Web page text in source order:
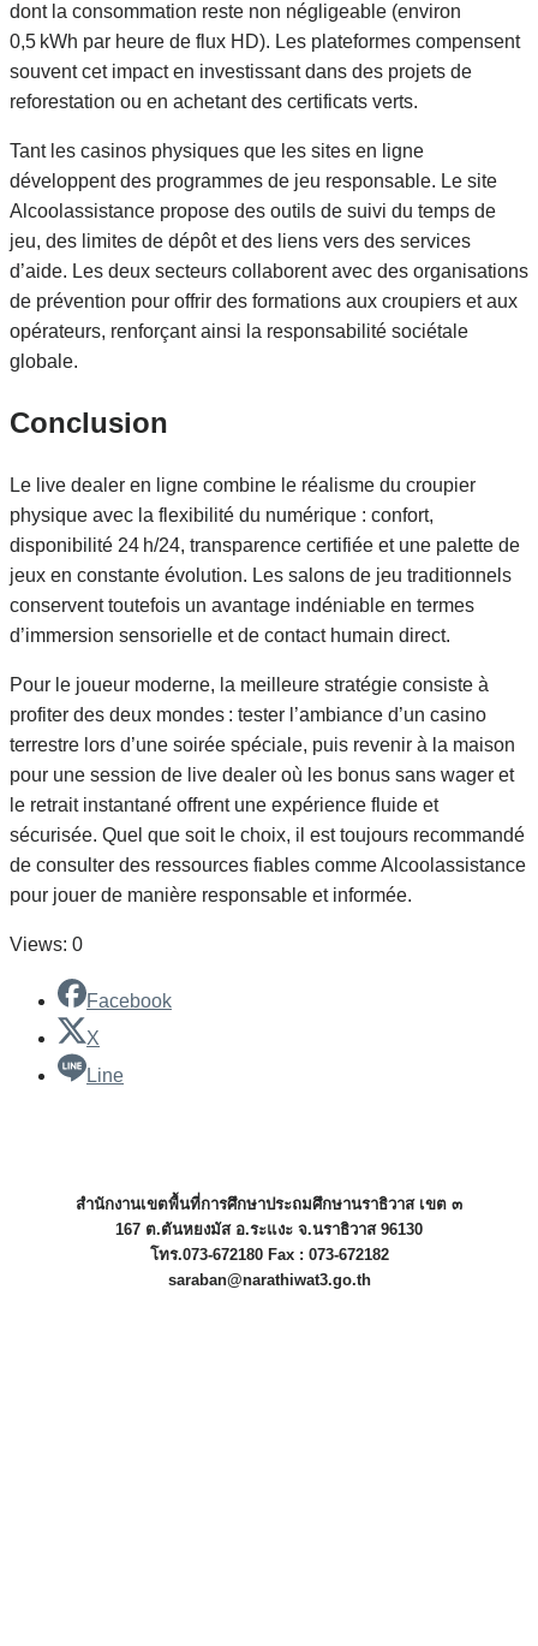
dont la consommation reste non négligeable (environ
0,5 kWh par heure de flux HD). Les plateformes compensent
souvent cet impact en investissant dans des projets de
reforestation ou en achetant des certificats verts.
Tant les casinos physiques que les sites en ligne
développent des programmes de jeu responsable. Le site
Alcoolassistance propose des outils de suivi du temps de
jeu, des limites de dépôt et des liens vers des services
d’aide. Les deux secteurs collaborent avec des organisations
de prévention pour offrir des formations aux croupiers et aux
opérateurs, renforçant ainsi la responsabilité sociétale
globale.
Conclusion
Le live dealer en ligne combine le réalisme du croupier
physique avec la flexibilité du numérique : confort,
disponibilité 24 h/24, transparence certifiée et une palette de
jeux en constante évolution. Les salons de jeu traditionnels
conservent toutefois un avantage indéniable en termes
d’immersion sensorielle et de contact humain direct.
Pour le joueur moderne, la meilleure stratégie consiste à
profiter des deux mondes : tester l’ambiance d’un casino
terrestre lors d’une soirée spéciale, puis revenir à la maison
pour une session de live dealer où les bonus sans wager et
le retrait instantané offrent une expérience fluide et
sécurisée. Quel que soit le choix, il est toujours recommandé
de consulter des ressources fiables comme Alcoolassistance
pour jouer de manière responsable et informée.
Views: 0
Facebook
X
Line
สำนักงานเขตพื้นที่การศึกษาประถมศึกษานราธิวาส เขต ๓
167 ต.ตันหยงมัส อ.ระแงะ จ.นราธิวาส 96130
โทร.073-672180 Fax : 073-672182
saraban@narathiwat3.go.th